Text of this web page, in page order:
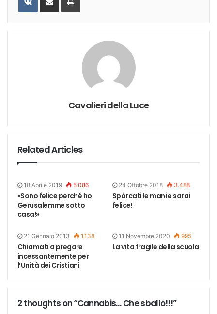
Email
Cavalieri della Luce
Related Articles
18 Aprile 2019 5.086
«Sono felice perché ho
Gerusalemme sotto
casa!»
24 Ottobre 2018 3.488
Spòrcati le mani e sarai
felice!
21 Gennaio 2013 1.138
Chiamati a pregare
incessantemente per
l’Unità dei Cristiani
11 Novembre 2020 995
La vita fragile della scuola
2 thoughts on “Cannabis… Che sballo!!!”